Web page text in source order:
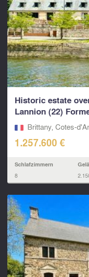
Historic estate
Lannion (22)
RoyaleBrittany, Cotes-
1.257.600 €
Schlafzimmern
8